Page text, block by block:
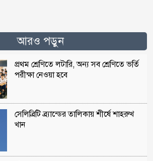
আরও পড়ুন
প্রথম শ্রেণিতে লটারি, অন্য সব শ্রেণিতে ভর্তি
পরীক্ষা নেওয়া হবে
সেলিব্রিটি ব্র্যান্ডের তালিকায় শীর্ষে শাহরুখ
খান